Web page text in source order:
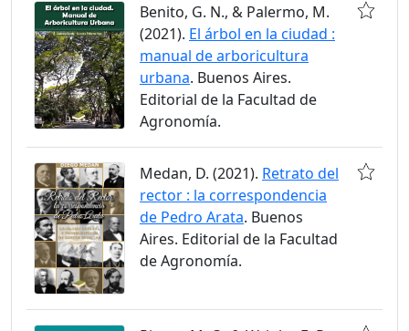
Benito, G. N., & Palermo, M.
(2021). El árbol en la ciudad :
manual de arboricultura
urbana. Buenos Aires.
Editorial de la Facultad de
Agronomía.
Medan, D. (2021). Retrato del
rector : la correspondencia
de Pedro Arata. Buenos
Aires. Editorial de la Facultad
de Agronomía.